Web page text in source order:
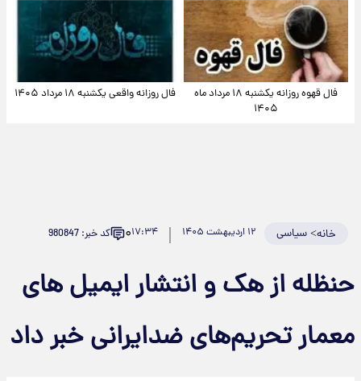
فال قهوه روزانه یکشنبه ۱۸ مرداد ماه
۱۴۰۵
فال روزانه واقعی یکشنبه ۱۸ مرداد ۱۴۰۵
خانه>سیاسی ۱۷:۳۴۰ کد خبر: 980847
از هک و انتشار ایمیل های
تحریم‌های ضدایرانی خبر داد